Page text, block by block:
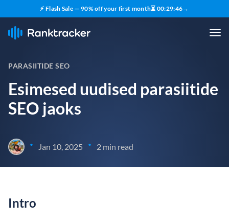
⚡ Flash Sale — 90% off your first month⏳ 00:29:45→
PARASIITIDE SEO
Esimesed uudised parasiitide
SEO jaoks
• Jan 10, 2025 • 2 min read
Intro